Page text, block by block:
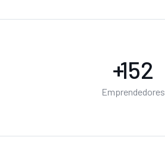
+200
Emprendedores